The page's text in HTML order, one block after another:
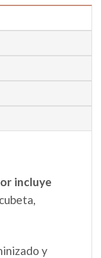
incluye
y